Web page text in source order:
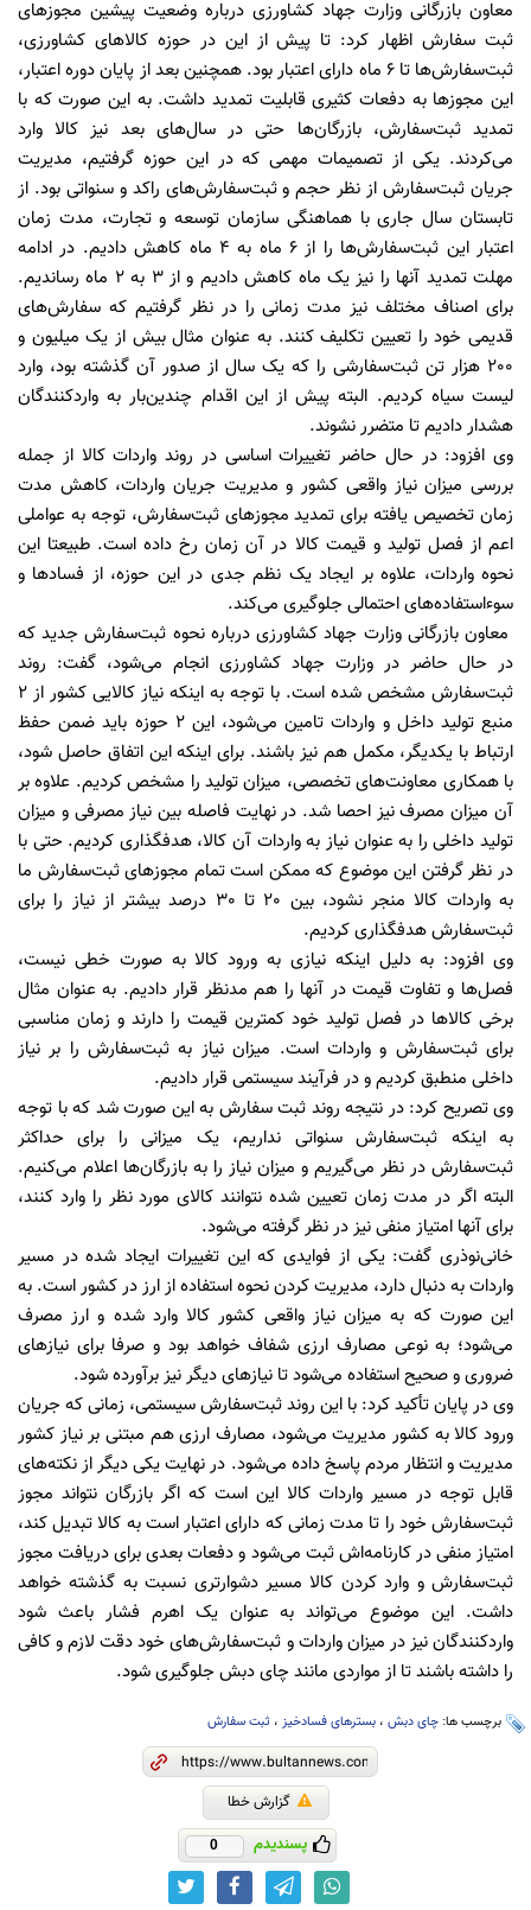
معاون بازرگانی وزارت جهاد کشاورزی درباره وضعیت پیشین مجوزهای
ثبت‌ سفارش اظهار کرد: تا پیش از این در حوزه کالاهای کشاورزی،
ثبت‌سفارش‌ها تا 6 ماه دارای اعتبار بود. همچنین بعد از پایان دوره اعتبار،
این مجوزها به دفعات کثیری قابلیت تمدید داشت. به این صورت که با
تمدید ثبت‌سفارش، بازرگان‌ها حتی در سال‌های بعد نیز کالا وارد
می‌کردند. یکی از تصمیمات مهمی که در این حوزه گرفتیم، مدیریت
جریان ثبت‌سفارش از نظر حجم و ثبت‌سفارش‌های راکد و سنواتی بود. از
تابستان سال جاری با هماهنگی سازمان توسعه و تجارت، مدت زمان
اعتبار این ثبت‌سفارش‌ها را از 6 ماه به 4 ماه کاهش دادیم. در ادامه
مهلت تمدید آنها را نیز یک ماه کاهش دادیم و از 3 به 2 ماه رساندیم.
برای اصناف مختلف نیز مدت زمانی را در نظر گرفتیم که سفارش‌های
قدیمی خود را تعیین تکلیف کنند. ‌به عنوان مثال بیش از یک میلیون و
200 هزار تن ثبت‌سفارشی را که یک سال از صدور آن گذشته بود، وارد
لیست سیاه کردیم. البته پیش از این اقدام چندین‌بار به واردکنندگان
هشدار دادیم تا متضرر نشوند.
وی افزود: در حال حاضر تغییرات اساسی در روند واردات کالا از جمله
بررسی میزان نیاز واقعی کشور و مدیریت جریان واردات، کاهش مدت
زمان تخصیص یافته برای تمدید مجوزهای ثبت‌سفارش، توجه به عواملی
اعم از فصل تولید و قیمت کالا در آن زمان رخ داده است. طبیعتا این
نحوه واردات، علاوه بر ایجاد یک نظم جدی در این حوزه، از فسادها و
سوءاستفاده‌های احتمالی جلوگیری می‌کند.
معاون بازرگانی وزارت جهاد کشاورزی درباره نحوه ثبت‌سفارش جدید که
در حال حاضر در وزارت جهاد کشاورزی انجام می‌شود، گفت: روند
ثبت‌سفارش مشخص شده است. با توجه به اینکه نیاز کالایی کشور از 2
منبع تولید داخل و واردات تامین می‌شود، این 2 حوزه باید ضمن حفظ
ارتباط با یکدیگر، مکمل هم نیز باشند. برای اینکه این اتفاق حاصل شود،
با همکاری معاونت‌های تخصصی، میزان تولید را مشخص کردیم. علاوه بر
آن میزان مصرف نیز احصا شد. در نهایت فاصله بین نیاز مصرفی و میزان
تولید داخلی را به عنوان نیاز به واردات آن کالا، هدفگذاری کردیم. حتی با
در نظر گرفتن این موضوع که ممکن است تمام مجوزهای ثبت‌سفارش ما
به واردات کالا منجر نشود، بین 20 تا 30 درصد بیشتر از نیاز را برای
ثبت‌سفارش هدفگذاری کردیم.
وی افزود: به دلیل اینکه نیازی به ورود کالا به صورت خطی نیست،
فصل‌‌ها و تفاوت قیمت در آنها را هم مدنظر قرار دادیم. به عنوان مثال
برخی کالاها در فصل تولید خود کمترین قیمت را دارند و زمان مناسبی
برای ثبت‌سفارش و واردات است. میزان نیاز به ثبت‌سفارش را بر نیاز
داخلی منطبق کردیم و در فرآیند سیستمی قرار دادیم.
‌وی تصریح کرد: در نتیجه روند ثبت ‌سفارش به این صورت شد که با توجه
به اینکه ثبت‌سفارش سنواتی نداریم، یک میزانی را برای حداکثر
ثبت‌سفارش در نظر می‎‌گیریم و میزان نیاز را به بازرگان‌ها اعلام می‌کنیم.
البته اگر در مدت زمان تعیین شده نتوانند کالای مورد نظر را وارد کنند،
برای آنها امتیاز منفی نیز در نظر گرفته می‌شود.
خانی‌نوذری گفت: یکی از فوایدی که این تغییرات ایجاد شده در مسیر
واردات به دنبال دارد، مدیریت کردن نحوه استفاده از ارز در کشور است. به
این صورت که به میزان نیاز واقعی کشور کالا وارد شده و ارز مصرف
می‌شود؛ به نوعی مصارف ارزی شفاف خواهد بود و صرفا برای نیازهای
ضروری و صحیح استفاده می‌شود تا نیازهای دیگر نیز برآورده شود.
وی در پایان تأکید کرد: با این روند ثبت‌سفارش سیستمی، زمانی که جریان
ورود کالا به کشور مدیریت می‌شود، مصارف ارزی هم مبتنی بر نیاز کشور
مدیریت و انتظار مردم پاسخ داده می‌شود. در نهایت یکی دیگر از نکته‌های
قابل توجه در مسیر واردات کالا این است که اگر بازرگان نتواند مجوز
ثبت‌سفارش خود را تا مدت زمانی که دارای اعتبار است به کالا تبدیل کند،
امتیاز منفی در کارنامه‌اش ثبت می‌شود و دفعات بعدی برای دریافت مجوز
ثبت‌سفارش و وارد کردن کالا مسیر دشوارتری نسبت به گذشته خواهد
داشت. این موضوع می‌تواند به عنوان یک اهرم فشار باعث شود
واردکنندگان نیز در میزان واردات و ثبت‌سفارش‌های خود دقت لازم و کافی
را داشته باشند تا از مواردی مانند چای دبش جلوگیری شود.
برچسب ها: چای دبش ، بسترهای فسادخیز ، ثبت سفارش
گزارش خطا
پسندیدم 0